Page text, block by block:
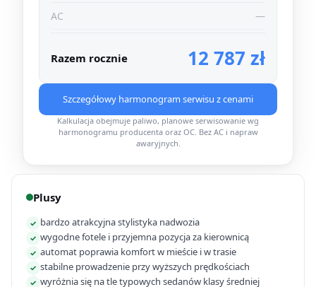
AC
—
Razem rocznie 12 787 zł
Szczegółowy harmonogram serwisu z cenami
Kalkulacja obejmuje paliwo, planowe serwisowanie wg
harmonogramu producenta oraz OC. Bez AC i napraw
awaryjnych.
Plusy
✓ bardzo atrakcyjna stylistyka nadwozia
✓ wygodne fotele i przyjemna pozycja za kierownicą
✓ automat poprawia komfort w mieście i w trasie
✓ stabilne prowadzenie przy wyższych prędkościach
✓ wyróżnia się na tle typowych sedanów klasy średniej